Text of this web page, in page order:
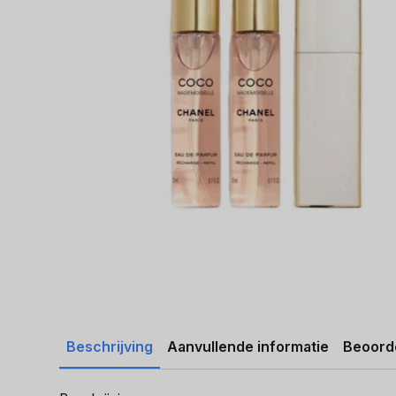
Beschrijving Aanvullende informatie